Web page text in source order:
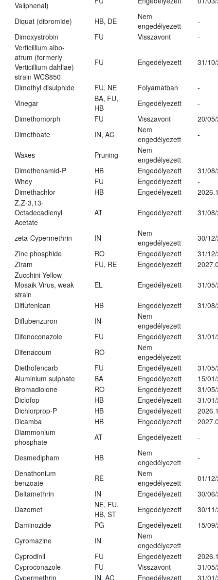
Valiphenal)
Diquat (dibromide) HB, DE
Nem
engedélyezett
-
Dimoxystrobin
FU Visszavont
-
Verticillium albo-
atrum (formerly
Verticillium dahliae)
strain WCS850
FU Engedélyezett 31/
Dimethyl disulphide FU, NE Folyamatban
-
Vinegar
BA, FU,
HB
Engedélyezett
-
Dimethomorph
FU Visszavont
20/
Dimethoate
IN, AC
Nem
engedélyezett
-
Waxes Pruning
Nem
engedélyezett
-
Dimethenamid-P
HB Engedélyezett
31/
Whey
FU Engedélyezett
-
Dimethachlor
HB Engedélyezett
Z,Z-3,13-
Octadecadienyl
Acetate
AT Engedélyezett 31/
zeta-Cypermethrin IN
Nem
engedélyezett
30/
Zinc phosphide
RO Engedélyezett
31/
Ziram
FU, RE Engedélyezett
Zucchini Yellow
Mosaik Virus, weak
strain
EL Engedélyezett 31/
Diflufenican HB Engedélyezett
31/
Diflubenzuron
IN
Nem
engedélyezett
Difenoconazole
FU Engedélyezett
31/
Difenacoum
RO
Nem
engedélyezett
Diethofencarb
FU Engedélyezett
31/
Aluminium sulphate
BA Engedélyezett
15/
Bromadiolone
RO Engedélyezett
31/
Diclofop
HB Engedélyezett
31/
Dichlorprop-P
HB Engedélyezett
Dicamba
HB Engedélyezett
Diammonium
phosphate
AT Engedélyezett -
Desmedipham HB
Nem
engedélyezett
-
Denathonium
benzoate
RE
Nem
engedélyezett
01/
Deltamethrin
IN Engedélyezett
30/
Dazomet
NE, FU,
HB, ST
Engedélyezett
30/
Daminozide
PG Engedélyezett
15/
Cyromazine
IN
Nem
engedélyezett
Cyprodinil
FU Engedélyezett
Cyproconazole
FU Visszavont
31/
Cypermethrin
IN, AC Engedélyezett
31/